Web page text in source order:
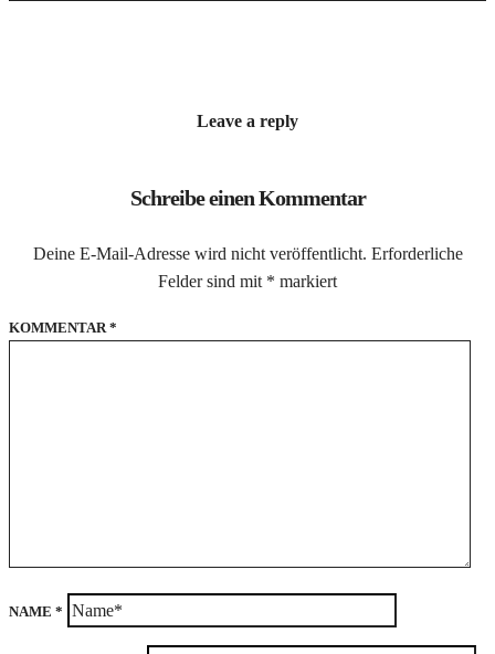
Leave a reply
Schreibe einen Kommentar
Deine E-Mail-Adresse wird nicht veröffentlicht. Erforderliche
Felder sind mit * markiert
KOMMENTAR*
NAME *